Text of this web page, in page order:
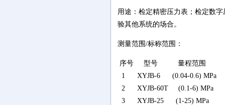
用途：检定精密压力表；检定数
验其他系统的场合。
测量范围/标称范围：
序号 型号 量程范围
1 XYJB-6 (0.04-0.6) MPa
2 XYJB-60T (0.1-6) MPa
3 XYJB-25 (1-25) MPa